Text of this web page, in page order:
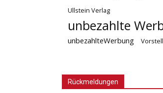
Ullstein Verlag
unbezahlte
unbezahlteWerbung
Rückmeldungen